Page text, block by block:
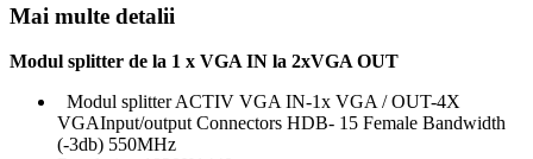
Mai multe detalii
Modul splitter de la 1 x VGA IN la 2xVGA OUT
Modul splitter ACTIV VGA IN-1x VGA / OUT-4X
VGAInput/output Connectors HDB- 15 Female Bandwidth
(-3db) 550MHz